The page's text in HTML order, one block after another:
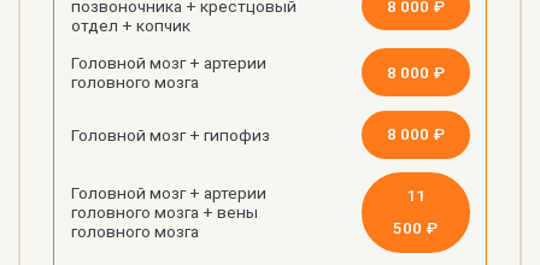
позвоночника + крестцовый
отдел + копчик
8 000 ₽
Головной мозг + артерии
головного мозга
8 000 ₽
Головной мозг + гипофиз 8 000 ₽
Головной мозг + артерии
головного мозга + вены
головного мозга
11
500 ₽